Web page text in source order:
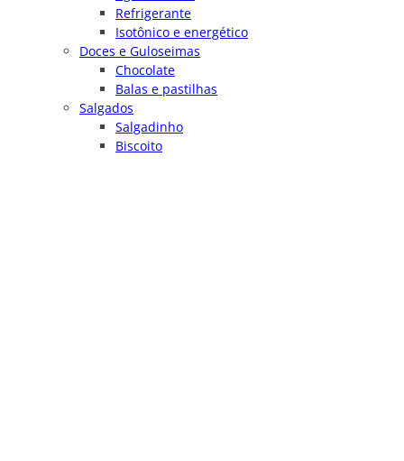
Refrigerante
Isotônico e energético
Doces e Guloseimas
Chocolate
Balas e pastilhas
Salgados
Salgadinho
Biscoito